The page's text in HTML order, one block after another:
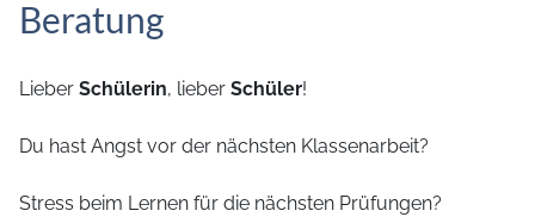
Beratung
Lieber Schülerin, lieber Schüler!
Du hast Angst vor der nächsten Klassenarbeit?
Stress beim Lernen für die nächsten Prüfungen?